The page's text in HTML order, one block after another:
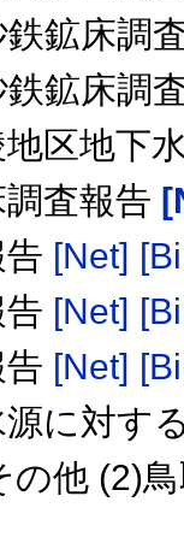
鉱床調
鉱床調
区地下
査報告
[Net]
[Net]
[Net]
源に対す
の他 (2)